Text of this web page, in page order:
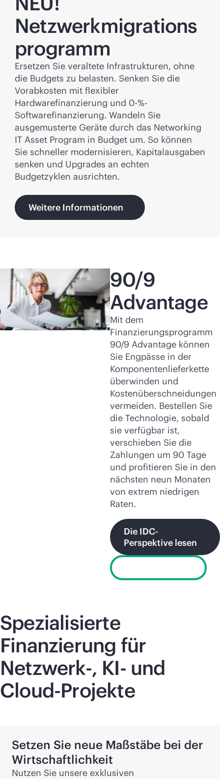
Netzwerkmigrations
programm
Ersetzen Sie veraltete Infrastrukturen, ohne
die Budgets zu belasten. Senken Sie die
Vorabkosten mit flexibler
Hardwarefinanzierung und 0-%-
Softwarefinanzierung. Wandeln Sie
ausgemusterte Geräte durch das Networking
IT Asset Program in Budget um. So können
Sie schneller modernisieren, Kapitalausgaben
senken und Upgrades an echten
Budgetzyklen ausrichten.
Weitere Informationen
90/9
Advantage
Mit dem
Finanzierungsprogramm
90/9 Advantage können
Sie Engpässe in der
Komponentenlieferkette
überwinden und
Kostenüberschneidungen
vermeiden. Bestellen Sie
die Technologie, sobald
sie verfügbar ist,
verschieben Sie die
Zahlungen um 90 Tage
und profitieren Sie in den
nächsten neun Monaten
von extrem niedrigen
Raten.
Die IDC-
Perspektive lesen
Spezialisierte
Finanzierung für
Netzwerk-, KI- und
Cloud-Projekte
Setzen Sie neue Maßstäbe bei der
Wirtschaftlichkeit
Nutzen Sie unsere exklusiven